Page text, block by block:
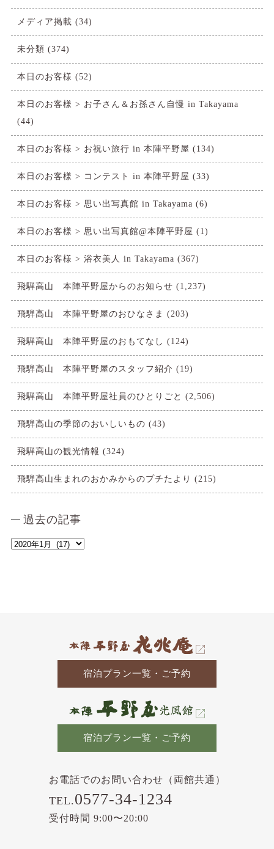
メディア掲載 (34)
未分類 (374)
本日のお客様 (52)
本日のお客様 > お子さん＆お孫さん自慢 in Takayama
(44)
本日のお客様 > お祝い旅行 in 本陣平野屋 (134)
本日のお客様 > コンテスト in 本陣平野屋 (33)
本日のお客様 > 思い出写真館 in Takayama (6)
本日のお客様 > 思い出写真館@本陣平野屋 (1)
本日のお客様 > 浴衣美人 in Takayama (367)
飛騨高山 本陣平野屋からのお知らせ (1,237)
飛騨高山 本陣平野屋のおひなさま (203)
飛騨高山 本陣平野屋のおもてなし (124)
飛騨高山 本陣平野屋のスタッフ紹介 (19)
飛騨高山 本陣平野屋社員のひとりごと (2,506)
飛騨高山の季節のおいしいもの (43)
飛騨高山の観光情報 (324)
飛騨高山生まれのおかみからのプチたより (215)
過去の記事
過
宿泊プラン一覧・ご予約
宿泊プラン一覧・ご予約
お電話でのお問い合わせ（両館共通）
TEL.0577-34-1234
受付時間 9:00〜20:00